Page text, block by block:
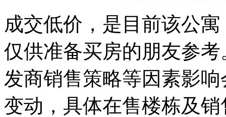
成交低价，是目前该公
仅供准备买房的朋友参
发商销售策略等因素影
变动，具体在售楼栋及